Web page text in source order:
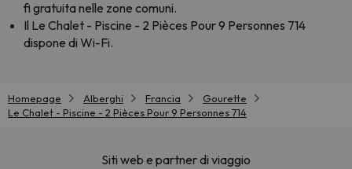
fi gratuita nelle zone comuni.
Il Le Chalet - Piscine - 2 Pièces Pour 9 Personnes 714
dispone di Wi-Fi.
Homepage Alberghi Francia
Gourette
Le Chalet - Piscine - 2 Pièces Pour 9 Personnes 714
Siti web e partner di viaggio